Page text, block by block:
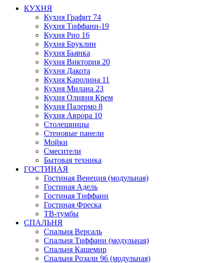
КУХНЯ
Кухня Графит 74
Кухня Тиффани-19
Кухня Рио 16
Кухня Бруклин
Кухня Бьянка
Кухня Виктория 20
Кухня Дакота
Кухня Каролина 11
Кухня Милана 23
Кухня Оливия Крем
Кухня Палермо 8
Кухня Аврора 10
Столешницы
Стеновые панели
Мойки
Смесители
Бытовая техника
ГОСТИНАЯ
Гостиная Венеция (модульная)
Гостиная Адель
Гостиная Тиффани
Гостиная Фреска
ТВ-тумбы
СПАЛЬНЯ
Спальня Версаль
Спальня Тиффани (модульная)
Спальня Кашемир
Спальня Розали 96 (модульная)